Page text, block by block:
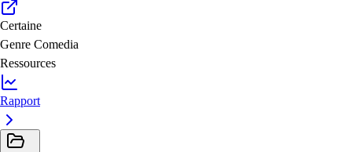
Certaine
Genre Comedia
Ressources
Rapport